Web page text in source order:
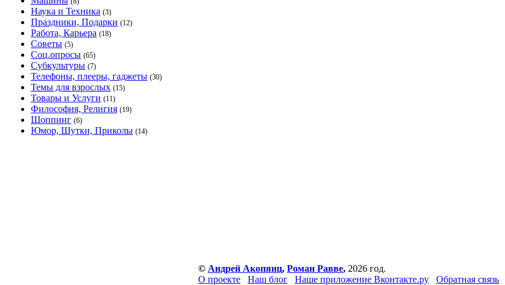
Наука и Техника (3)
Праздники, Подарки (12)
Работа, Карьера (18)
Советы (5)
Соц.опросы (65)
Субкультуры (7)
Телефоны, плееры, гаджеты (30)
Темы для взрослых (15)
Товары и Услуги (11)
Философия, Религия (19)
Шоппинг (6)
Юмор, Шутки, Приколы (14)
© Андрей Акопянц, Роман Равве, 2026 год.
О проекте
Наш блог Наше приложение Вконтакте.ру Обратная связь